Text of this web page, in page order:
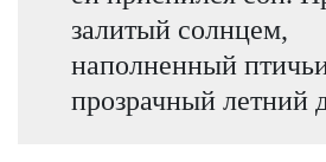
залитый солнцем,
наполненный
прозрачный летний